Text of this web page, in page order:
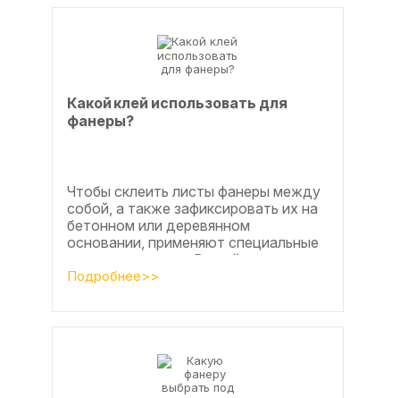
Какой клей использовать для
фанеры?
Чтобы склеить листы фанеры между
собой, а также зафиксировать их на
бетонном или деревянном
основании, применяют специальные
клеевые составы. В этой статье
расскажем, какой клей...
Подробнее>>